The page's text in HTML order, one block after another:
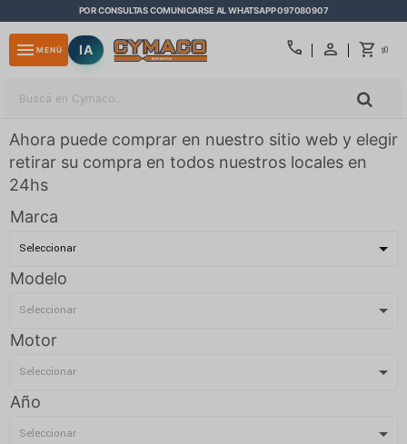
POR CONSULTAS COMUNICARSE AL WHATSAPP 097080907
call $0
menu MENÚ IA
Ahora puede comprar en nuestro sitio web y elegir
retirar su compra en todos nuestros locales en
24hs
Marca
Modelo
Motor
Año
close